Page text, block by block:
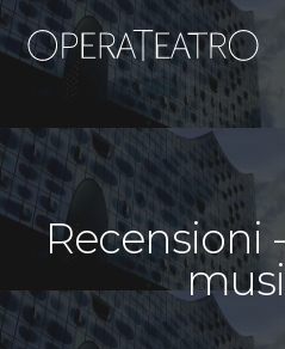
Recensioni